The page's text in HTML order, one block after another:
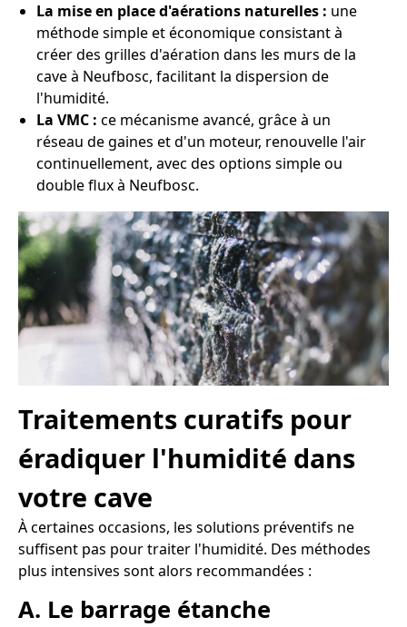
La mise en place d'aérations naturelles : une
méthode simple et économique consistant à
créer des grilles d'aération dans les murs de la
cave à Neufbosc, facilitant la dispersion de
l'humidité.
La VMC : ce mécanisme avancé, grâce à un
réseau de gaines et d'un moteur, renouvelle l'air
continuellement, avec des options simple ou
double flux à Neufbosc.
Traitements curatifs pour
éradiquer l'humidité dans
votre cave
À certaines occasions, les solutions préventifs ne
suffisent pas pour traiter l'humidité. Des méthodes
plus intensives sont alors recommandées :
A. Le barrage étanche